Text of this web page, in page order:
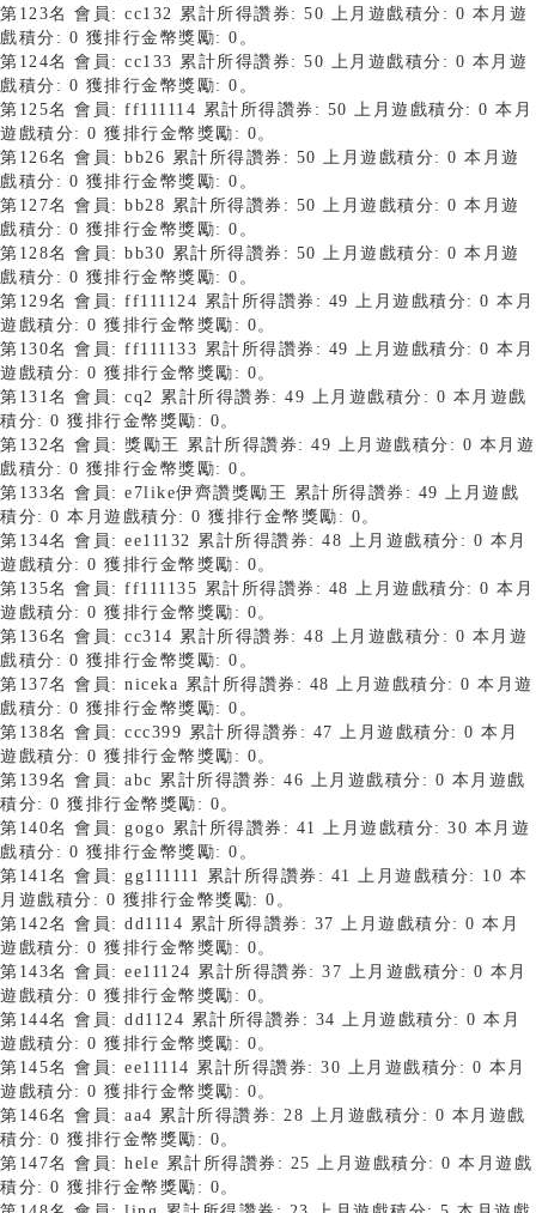
第123名 會員: cc132 累計所得讚券: 50 上月遊戲積分: 0 本月遊
戲積分: 0 獲排行金幣獎勵: 0。
第124名 會員: cc133 累計所得讚券: 50 上月遊戲積分: 0 本月遊
戲積分: 0 獲排行金幣獎勵: 0。
第125名 會員: ff111114 累計所得讚券: 50 上月遊戲積分: 0 本月
遊戲積分: 0 獲排行金幣獎勵: 0。
第126名 會員: bb26 累計所得讚券: 50 上月遊戲積分: 0 本月遊
戲積分: 0 獲排行金幣獎勵: 0。
第127名 會員: bb28 累計所得讚券: 50 上月遊戲積分: 0 本月遊
戲積分: 0 獲排行金幣獎勵: 0。
第128名 會員: bb30 累計所得讚券: 50 上月遊戲積分: 0 本月遊
戲積分: 0 獲排行金幣獎勵: 0。
第129名 會員: ff111124 累計所得讚券: 49 上月遊戲積分: 0 本月
遊戲積分: 0 獲排行金幣獎勵: 0。
第130名 會員: ff111133 累計所得讚券: 49 上月遊戲積分: 0 本月
遊戲積分: 0 獲排行金幣獎勵: 0。
第131名 會員: cq2 累計所得讚券: 49 上月遊戲積分: 0 本月遊戲
積分: 0 獲排行金幣獎勵: 0。
第132名 會員: 獎勵王 累計所得讚券: 49 上月遊戲積分: 0 本月遊
戲積分: 0 獲排行金幣獎勵: 0。
第133名 會員: e7like伊齊讚獎勵王 累計所得讚券: 49 上月遊戲
積分: 0 本月遊戲積分: 0 獲排行金幣獎勵: 0。
第134名 會員: ee11132 累計所得讚券: 48 上月遊戲積分: 0 本月
遊戲積分: 0 獲排行金幣獎勵: 0。
第135名 會員: ff111135 累計所得讚券: 48 上月遊戲積分: 0 本月
遊戲積分: 0 獲排行金幣獎勵: 0。
第136名 會員: cc314 累計所得讚券: 48 上月遊戲積分: 0 本月遊
戲積分: 0 獲排行金幣獎勵: 0。
第137名 會員: niceka 累計所得讚券: 48 上月遊戲積分: 0 本月遊
戲積分: 0 獲排行金幣獎勵: 0。
第138名 會員: ccc399 累計所得讚券: 47 上月遊戲積分: 0 本月
遊戲積分: 0 獲排行金幣獎勵: 0。
第139名 會員: abc 累計所得讚券: 46 上月遊戲積分: 0 本月遊戲
積分: 0 獲排行金幣獎勵: 0。
第140名 會員: gogo 累計所得讚券: 41 上月遊戲積分: 30 本月遊
戲積分: 0 獲排行金幣獎勵: 0。
第141名 會員: gg111111 累計所得讚券: 41 上月遊戲積分: 10 本
月遊戲積分: 0 獲排行金幣獎勵: 0。
第142名 會員: dd1114 累計所得讚券: 37 上月遊戲積分: 0 本月
遊戲積分: 0 獲排行金幣獎勵: 0。
第143名 會員: ee11124 累計所得讚券: 37 上月遊戲積分: 0 本月
遊戲積分: 0 獲排行金幣獎勵: 0。
第144名 會員: dd1124 累計所得讚券: 34 上月遊戲積分: 0 本月
遊戲積分: 0 獲排行金幣獎勵: 0。
第145名 會員: ee11114 累計所得讚券: 30 上月遊戲積分: 0 本月
遊戲積分: 0 獲排行金幣獎勵: 0。
第146名 會員: aa4 累計所得讚券: 28 上月遊戲積分: 0 本月遊戲
積分: 0 獲排行金幣獎勵: 0。
第147名 會員: hele 累計所得讚券: 25 上月遊戲積分: 0 本月遊戲
積分: 0 獲排行金幣獎勵: 0。